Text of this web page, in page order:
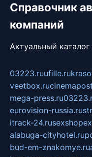
Справочник
компаний
Актуальный
03223.ruufille.ru
veetbox.ru
mega-press.ru
eurovision-russia.ru
itrack-24.ru
alabuga-cityhotel.ru
bud-em-znakomye.ru